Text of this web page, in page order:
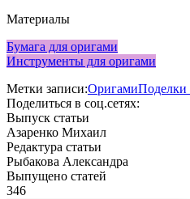
Материалы
Бумага для оригами
Инструменты для оригами
Метки записи:ОригамиПоделки
Поделиться в соц.сетях:
Выпуск статьи
Азаренко Михаил
Редактура статьи
Рыбакова Александра
Выпущено статей
346